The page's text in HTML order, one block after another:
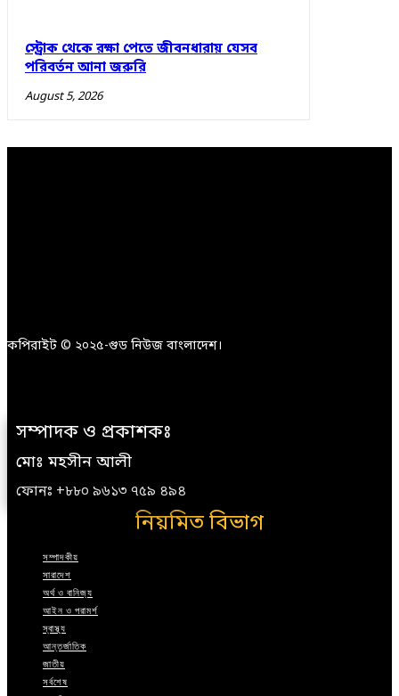
স্ট্রোক থেকে রক্ষা পেতে জীবনধারায় যেসব
পরিবর্তন আনা জরুরি
August 5, 2026
কপিরাইট © ২০২৫-গুড নিউজ বাংলাদেশ।
সম্পাদক ও প্রকাশকঃ
মোঃ মহসীন আলী
ফোনঃ +৮৮০ ৯৬১৩ ৭৫৯ ৪৯৪
নিয়মিত বিভাগ
সম্পাদকীয়
সারাদেশ
অর্থ ও বানিজ্য
আইন ও পরামর্শ
স্বাস্থ্য
আন্তর্জাতিক
জাতীয়
সর্বশেষ